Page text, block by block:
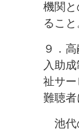
機関と
ること
９．
入助
祉サー
難聴
池代